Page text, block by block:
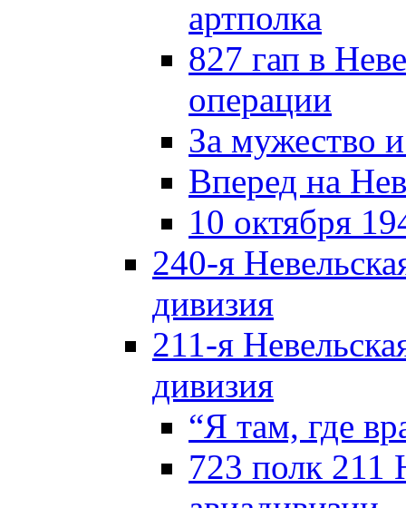
артполка
827 гап в
операции
За мужество
Вперед на
10 октября
240-я
дивизия
211-я
дивизия
“Я там, где
723 полк 211